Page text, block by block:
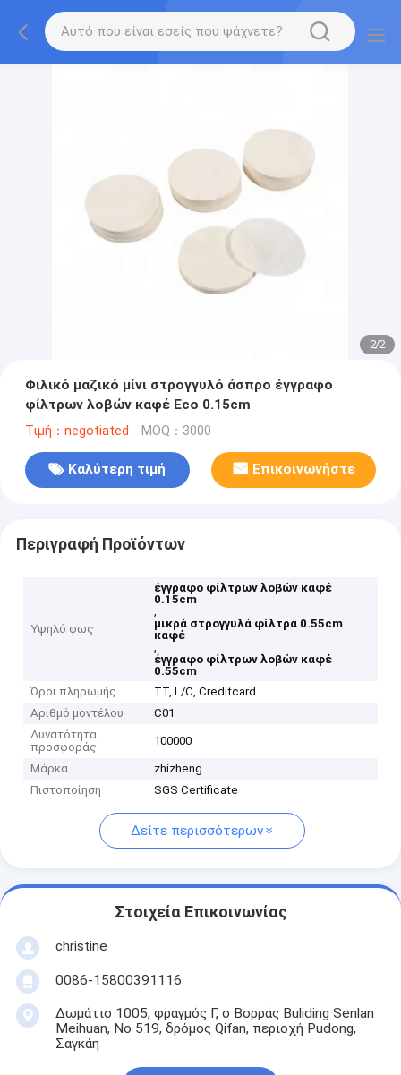
2/2
Φιλικό μαζικό μίνι στρογγυλό άσπρο έγγραφο
φίλτρων λοβών καφέ Eco 0.15cm
Τιμή：negotiated MOQ：3000
Καλύτερη τιμή Επικοινωνήστε
Περιγραφή Προϊόντων
Υψηλό φως
έγγραφο φίλτρων λοβών καφέ
0.15cm
,
μικρά στρογγυλά φίλτρα 0.55cm
καφέ
,
έγγραφο φίλτρων λοβών καφέ
0.55cm
Όροι πληρωμής
TT, L/C, Creditcard
Αριθμό μοντέλου
C01
Δυνατότητα
προσφοράς
100000
Μάρκα
zhizheng
Πιστοποίηση
SGS Certificate
Δείτε περισσότερων
Στοιχεία Επικοινωνίας
christine
0086-15800391116
Δωμάτιο 1005, φραγμός Γ, ο Βορράς Buliding Senlan
Meihuan, Νο 519, δρόμος Qifan, περιοχή Pudong,
Σαγκάη